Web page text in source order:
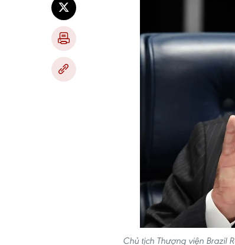
Chủ tịch Thượng viện Brazil